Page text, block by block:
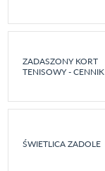
ZADASZONY KORT
TENISOWY - CENNIK
ŚWIETLICA ZADOLE